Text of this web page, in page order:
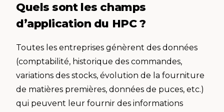
Quels sont les champs
d’application du HPC ?
Toutes les entreprises génèrent des données
(comptabilité, historique des commandes,
variations des stocks, évolution de la fourniture
de matières premières, données de puces, etc.)
qui peuvent leur fournir des informations